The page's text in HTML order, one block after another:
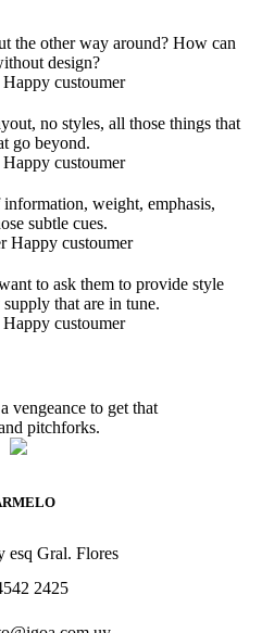
the other way around? How can
design?
Happy custoumer
no styles, all those things that
go beyond.
Happy custoumer
weight, emphasis,
subtle cues.
Happy custoumer
to ask them to provide style
that are in tune.
Happy custoumer
vengeance to get that
pitchforks.
esq Gral. Flores
2425